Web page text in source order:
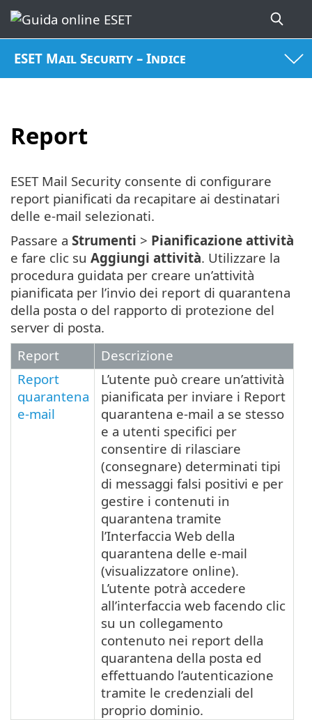
ESET Mail Security – Indice
Report
ESET Mail Security consente di configurare
report pianificati da recapitare ai destinatari
delle e-mail selezionati.
Passare a Strumenti > Pianificazione attività
e fare clic su Aggiungi attività. Utilizzare la
procedura guidata per creare un’attività
pianificata per l’invio dei report di quarantena
della posta o del rapporto di protezione del
server di posta.
Report
Descrizione
Report
quarantena
e-mail
L’utente può creare un’attività
pianificata per inviare i Report
quarantena e-mail a se stesso
e a utenti specifici per
consentire di rilasciare
(consegnare) determinati tipi
di messaggi falsi positivi e per
gestire i contenuti in
quarantena tramite
l’Interfaccia Web della
quarantena delle e-mail
(visualizzatore online).
L’utente potrà accedere
all’interfaccia web facendo clic
su un collegamento
contenuto nei report della
quarantena della posta ed
effettuando l’autenticazione
tramite le credenziali del
proprio dominio.